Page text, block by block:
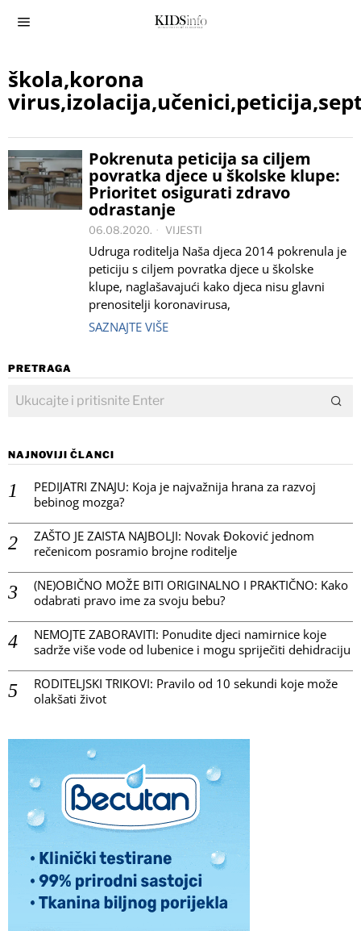
škola,korona
Pokrenuta peticija sa ciljem
povratka djece u školske klupe:
Prioritet osigurati zdravo
odrastanje
06.08.2020. VIJESTI
Udruga roditelja Naša djeca 2014 pokrenula je
peticiju s ciljem povratka djece u školske
klupe, naglašavajući kako djeca nisu glavni
prenositelji koronavirusa,
SAZNAJTE VIŠE
PRETRAGA
NAJNOVIJI ČLANCI
PEDIJATRI ZNAJU: Koja je najvažnija hrana za razvoj
bebinog mozga?
ZAŠTO JE ZAISTA NAJBOLJI: Novak Đoković jednom
rečenicom posramio brojne roditelje
(NE)OBIČNO MOŽE BITI ORIGINALNO I PRAKTIČNO: Kako
odabrati pravo ime za svoju bebu?
NEMOJTE ZABORAVITI: Ponudite djeci namirnice koje
sadrže više vode od lubenice i mogu spriječiti dehidraciju
RODITELJSKI TRIKOVI: Pravilo od 10 sekundi koje može
olakšati život